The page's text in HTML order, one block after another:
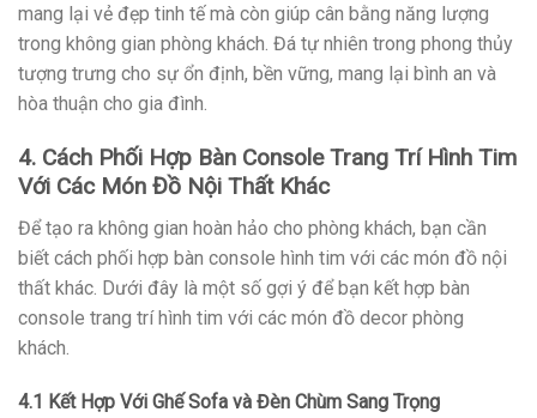
mang lại vẻ đẹp tinh tế mà còn giúp cân bằng năng lượng
trong không gian phòng khách. Đá tự nhiên trong phong thủy
tượng trưng cho sự ổn định, bền vững, mang lại bình an và
hòa thuận cho gia đình.
4. Cách Phối Hợp Bàn Console Trang Trí Hình Tim
Với Các Món Đồ Nội Thất Khác
Để tạo ra không gian hoàn hảo cho phòng khách, bạn cần
biết cách phối hợp bàn console hình tim với các món đồ nội
thất khác. Dưới đây là một số gợi ý để bạn kết hợp bàn
console trang trí hình tim với các món đồ decor phòng
khách.
4.1 Kết Hợp Với Ghế Sofa và Đèn Chùm Sang Trọng